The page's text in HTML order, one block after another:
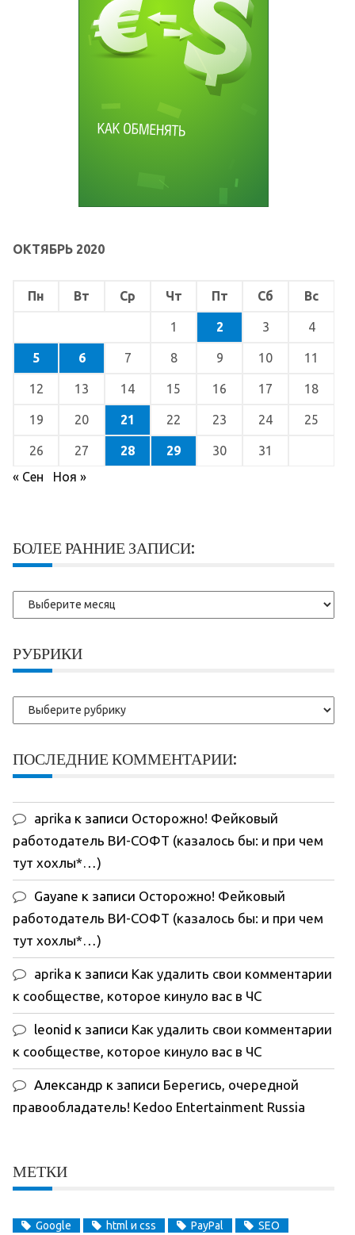
ОКТЯБРЬ 2020
Пн Вт Ср Чт Пт Сб Вс
1 2 3 4
5 6 7 8 9 10 11
12 13 14 15 16 17 18
19 20 21 22 23 24 25
26 27 28 29 30
31
« Сен
Ноя »
БОЛЕЕ РАННИЕ ЗАПИСИ:
Более
ранние
РУБРИКИ
Рубрики
ПОСЛЕДНИЕ КОММЕНТАРИИ:
aprika к записи Осторожно! Фейковый
работодатель ВИ-СОФТ (казалось бы: и при чем
тут хохлы*…)
Gayane к записи Осторожно! Фейковый
работодатель ВИ-СОФТ (казалось бы: и при чем
тут хохлы*…)
aprika к записи Как удалить свои комментарии
к сообществе, которое кинуло вас в ЧС
leonid к записи Как удалить свои комментарии
к сообществе, которое кинуло вас в ЧС
Александр к записи Берегись, очередной
правообладатель! Kedoo Entertainment Russia
МЕТКИ
Google html и css PayPal
SEO